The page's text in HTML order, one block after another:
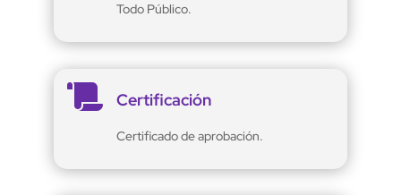
Todo Público.
 Certificación
Certificado de aprobación.